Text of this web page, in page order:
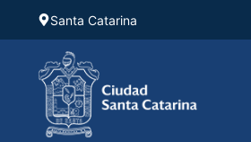
Saltar
contenido
Santa Catarina